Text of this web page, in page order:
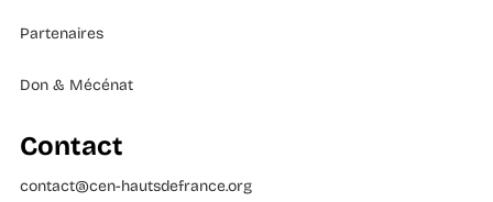
Partenaires
Don & Mécénat
Contact
contact@cen-hautsdefrance.org